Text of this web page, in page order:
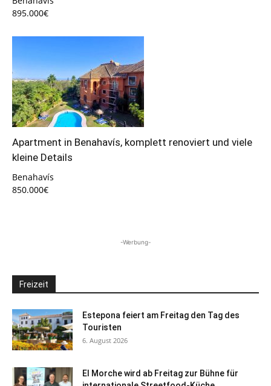
895.000€
Apartment in Benahavís, komplett renoviert und viele
kleine Details
Benahavís
850.000€
-Werbung-
Freizeit
Estepona feiert am Freitag den Tag des
Touristen
6. August 2026
El Morche wird ab Freitag zur Bühne für